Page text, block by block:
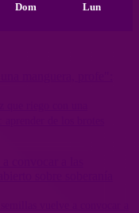
Dom Lun